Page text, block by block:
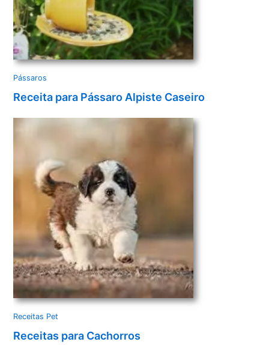
Pássaros
Receita para Pássaro Alpiste Caseiro
Receitas Pet
Receitas para Cachorros